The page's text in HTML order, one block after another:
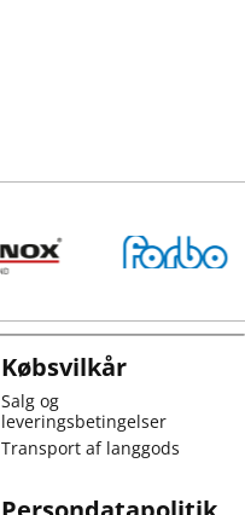
Købsvilkår
Salg og
leveringsbetingelser
Transport af langgods